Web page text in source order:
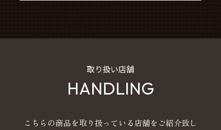
取り扱い店舗
HANDLING
こちらの商品を取り扱っている店舗をご紹介致し